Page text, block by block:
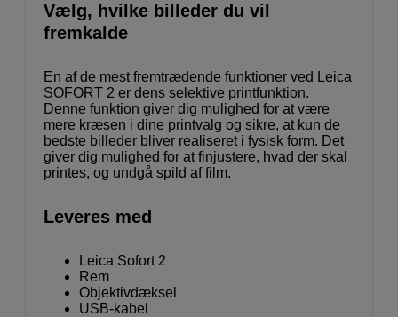
Vælg, hvilke billeder du vil
fremkalde
En af de mest fremtrædende funktioner ved Leica
SOFORT 2 er dens selektive printfunktion.
Denne funktion giver dig mulighed for at være
mere kræsen i dine printvalg og sikre, at kun de
bedste billeder bliver realiseret i fysisk form. Det
giver dig mulighed for at finjustere, hvad der skal
printes, og undgå spild af film.
Leveres med
Leica Sofort 2
Rem
Objektivdæksel
USB-kabel